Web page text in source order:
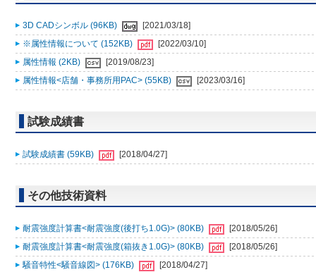
3D CADシンボル (96KB)
[2021/03/18]
※属性情報について (152KB)
[2022/03/10]
属性情報 (2KB)
[2019/08/23]
属性情報<店舗・事務所用PAC> (55KB)
[2023/03/16]
試験成績書
試験成績書 (59KB) [2018/04/27]
その他技術資料
耐震強度計算書<耐震強度(後打ち1.0G)> (80KB)
[2018/05/26]
耐震強度計算書<耐震強度(箱抜き1.0G)> (80KB)
[2018/05/26]
騒音特性<騒音線図> (176KB)
[2018/04/27]